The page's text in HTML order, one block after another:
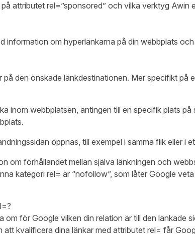
attributet rel=”sponsored” och vilka verktyg Awin
information om hyperlänkarna på din webbplats och
den önskade länkdestinationen. Mer specifikt på
inom webbplatsen, antingen till en specifik plats på
öppnas, till exempel i samma flik eller i
om förhållandet mellan själva länkningen och
kategori rel= är “nofollow”, som låter Google
om för Google vilken din relation är till den länkade
kvalificera dina länkar med attributet rel= får